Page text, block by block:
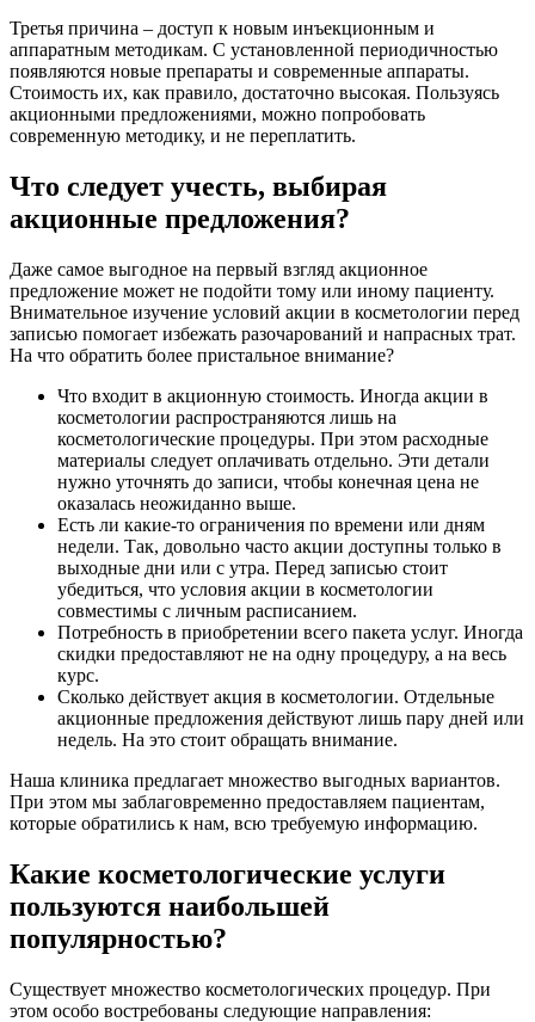
Третья причина – доступ к новым инъекционным и
аппаратным методикам. С установленной периодичностью
появляются новые препараты и современные аппараты.
Стоимость их, как правило, достаточно высокая. Пользуясь
акционными предложениями, можно попробовать
современную методику, и не переплатить.
Что следует учесть, выбирая
акционные предложения?
Даже самое выгодное на первый взгляд акционное
предложение может не подойти тому или иному пациенту.
Внимательное изучение условий акции в косметологии перед
записью помогает избежать разочарований и напрасных трат.
На что обратить более пристальное внимание?
Что входит в акционную стоимость. Иногда акции в
косметологии распространяются лишь на
косметологические процедуры. При этом расходные
материалы следует оплачивать отдельно. Эти детали
нужно уточнять до записи, чтобы конечная цена не
оказалась неожиданно выше.
Есть ли какие-то ограничения по времени или дням
недели. Так, довольно часто акции доступны только в
выходные дни или с утра. Перед записью стоит
убедиться, что условия акции в косметологии
совместимы с личным расписанием.
Потребность в приобретении всего пакета услуг. Иногда
скидки предоставляют не на одну процедуру, а на весь
курс.
Сколько действует акция в косметологии. Отдельные
акционные предложения действуют лишь пару дней или
недель. На это стоит обращать внимание.
Наша клиника предлагает множество выгодных вариантов.
При этом мы заблаговременно предоставляем пациентам,
которые обратились к нам, всю требуемую информацию.
Какие косметологические услуги
пользуются наибольшей
популярностью?
Существует множество косметологических процедур. При
этом особо востребованы следующие направления: